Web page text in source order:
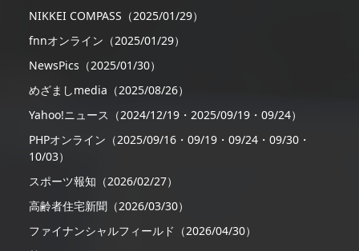
NIKKEI COMPASS（2025/01/29）
fnnオンライン（2025/01/29）
NewsPics（2025/01/30）
めざましmedia（2025/08/26）
Yahoo!ニュース（2024/12/19・2025/09/19・09/24）
PHPオンライン（2025/09/16・09/19・09/24・09/30・
10/03）
スポーツ報知（2026/02/27）
高齢者住宅新聞（2026/03/30）
ファイナンシャルフィールド（2026/04/30）